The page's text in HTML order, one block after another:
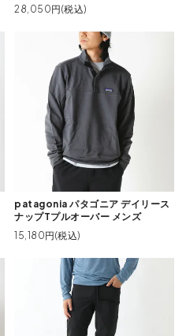
28,050円(税込)
patagonia パタゴニア デイリース
ナップTプルオーバー メンズ
15,180円(税込)